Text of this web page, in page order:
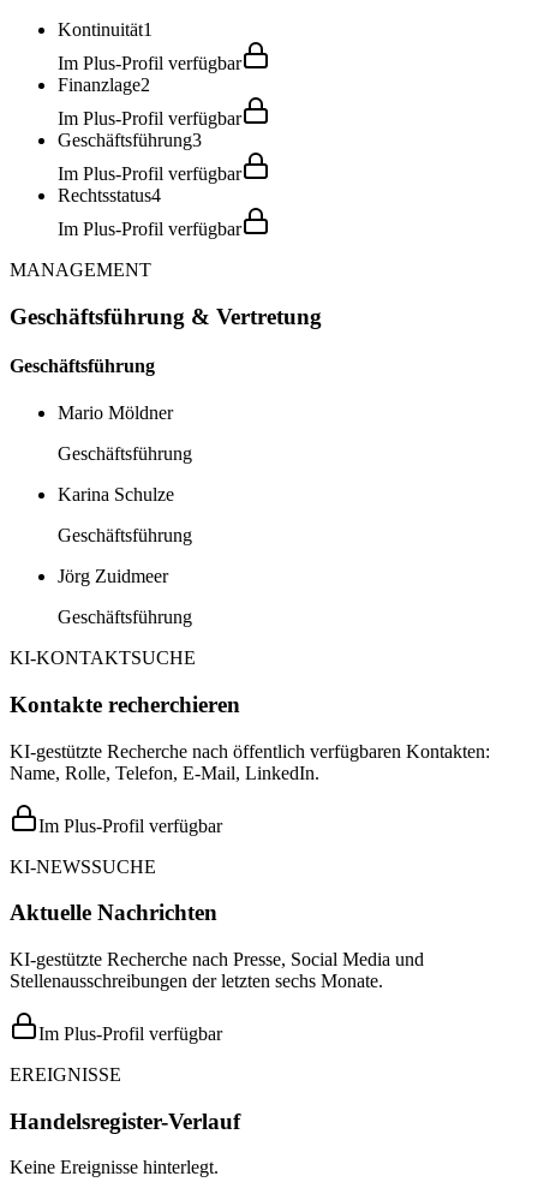
Kontinuität1
Im Plus-Profil verfügbar
Finanzlage2
Im Plus-Profil verfügbar
Geschäftsführung3
Im Plus-Profil verfügbar
Rechtsstatus4
Im Plus-Profil verfügbar
MANAGEMENT
Geschäftsführung & Vertretung
Geschäftsführung
Mario Möldner
Geschäftsführung
Karina Schulze
Geschäftsführung
Jörg Zuidmeer
Geschäftsführung
KI-KONTAKTSUCHE
Kontakte recherchieren
KI-gestützte Recherche nach öffentlich verfügbaren Kontakten:
Name, Rolle, Telefon, E-Mail, LinkedIn.
Im Plus-Profil verfügbar
KI-NEWSSUCHE
Aktuelle Nachrichten
KI-gestützte Recherche nach Presse, Social Media und
Stellenausschreibungen der letzten sechs Monate.
Im Plus-Profil verfügbar
EREIGNISSE
Handelsregister-Verlauf
Keine Ereignisse hinterlegt.